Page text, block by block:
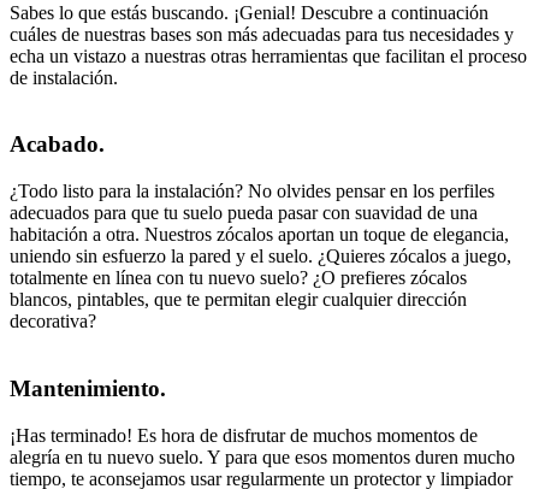
Sabes lo que estás buscando. ¡Genial! Descubre a continuación
cuáles de nuestras bases son más adecuadas para tus necesidades y
echa un vistazo a nuestras otras herramientas que facilitan el proceso
de instalación.
Acabado.
¿Todo listo para la instalación? No olvides pensar en los perfiles
adecuados para que tu suelo pueda pasar con suavidad de una
habitación a otra. Nuestros zócalos aportan un toque de elegancia,
uniendo sin esfuerzo la pared y el suelo. ¿Quieres zócalos a juego,
totalmente en línea con tu nuevo suelo? ¿O prefieres zócalos
blancos, pintables, que te permitan elegir cualquier dirección
decorativa?
Mantenimiento.
¡Has terminado! Es hora de disfrutar de muchos momentos de
alegría en tu nuevo suelo. Y para que esos momentos duren mucho
tiempo, te aconsejamos usar regularmente un protector y limpiador